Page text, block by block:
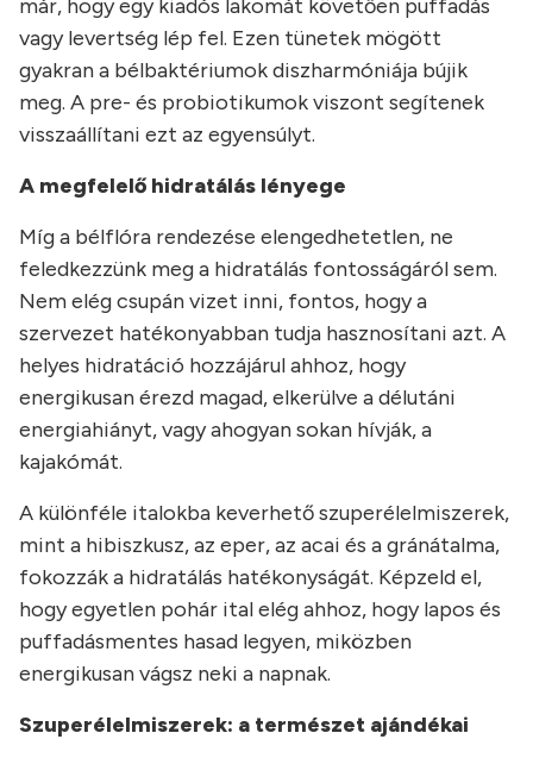
már, hogy egy kiadós lakomát követően puffadás
vagy levertség lép fel. Ezen tünetek mögött
gyakran a bélbaktériumok diszharmóniája bújik
meg. A pre- és probiotikumok viszont segítenek
visszaállítani ezt az egyensúlyt.
A megfelelő hidratálás lényege
Míg a bélflóra rendezése elengedhetetlen, ne
feledkezzünk meg a hidratálás fontosságáról sem.
Nem elég csupán vizet inni, fontos, hogy a
szervezet hatékonyabban tudja hasznosítani azt. A
helyes hidratáció hozzájárul ahhoz, hogy
energikusan érezd magad, elkerülve a délutáni
energiahiányt, vagy ahogyan sokan hívják, a
kajakómát.
A különféle italokba keverhető szuperélelmiszerek,
mint a hibiszkusz, az eper, az acai és a gránátalma,
fokozzák a hidratálás hatékonyságát. Képzeld el,
hogy egyetlen pohár ital elég ahhoz, hogy lapos és
puffadásmentes hasad legyen, miközben
energikusan vágsz neki a napnak.
Szuperélelmiszerek: a természet ajándékai